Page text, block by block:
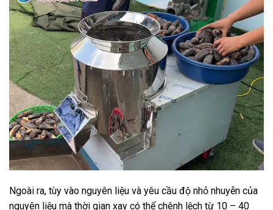
Ngoài ra, tùy vào nguyên liệu và yêu cầu độ nhỏ nhuyễn của
nguyên liệu mà thời gian xay có thể chênh lệch từ 10 – 40